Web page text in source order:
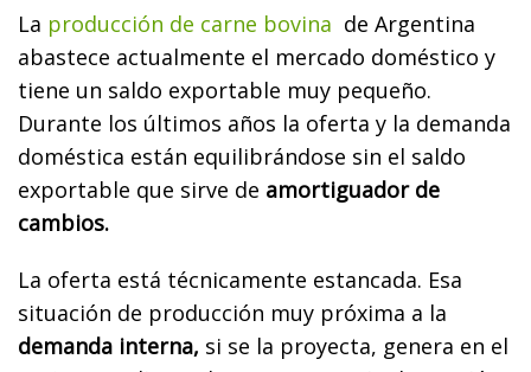
La producción de carne bovina de Argentina
abastece actualmente el mercado doméstico y
tiene un saldo exportable muy pequeño.
Durante los últimos años la oferta y la demanda
doméstica están equilibrándose sin el saldo
exportable que sirve de amortiguador de
cambios.
La oferta está técnicamente estancada. Esa
situación de producción muy próxima a la
demanda interna, si se la proyecta, genera en el